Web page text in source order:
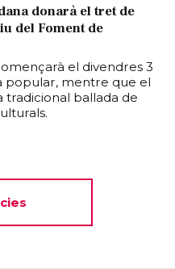
donarà el tret de
del Foment de
el divendres 3
popular, mentre que el
tradicional ballada de